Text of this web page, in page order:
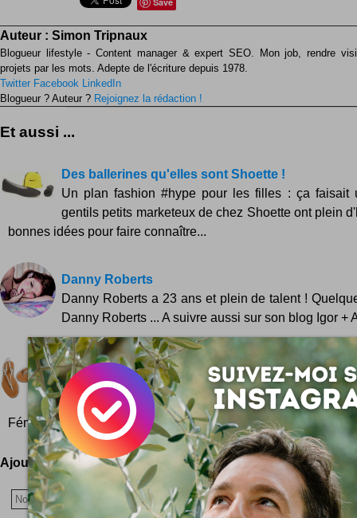
Auteur : Simon Tripnaux
Blogueur lifestyle - Content manager & expert SEO. Mon job, rendre
projets par les mots. Adepte de l'écriture depuis 1978.
Twitter Facebook LinkedIn
Blogueur ? Auteur ? Rejoignez la rédaction !
Et aussi ...
Des ballerines qu'elles sont Shoette !
Un plan fashion #hype pour les filles : ça faisait
gentils petits marketeux de chez Shoette ont plein
bonnes idées pour faire connaître...
Danny Roberts
Danny Roberts a 23 ans et plein de talent !
Danny Roberts ... A suivre aussi sur son blog Igor +
Sandales Ose tes pensées
Simples et racées, des sandales blanches
pensées. C'est juste le must pour les bords de
Féminines et légères comme l'air et les embruns...
Ajoutez votre avis !